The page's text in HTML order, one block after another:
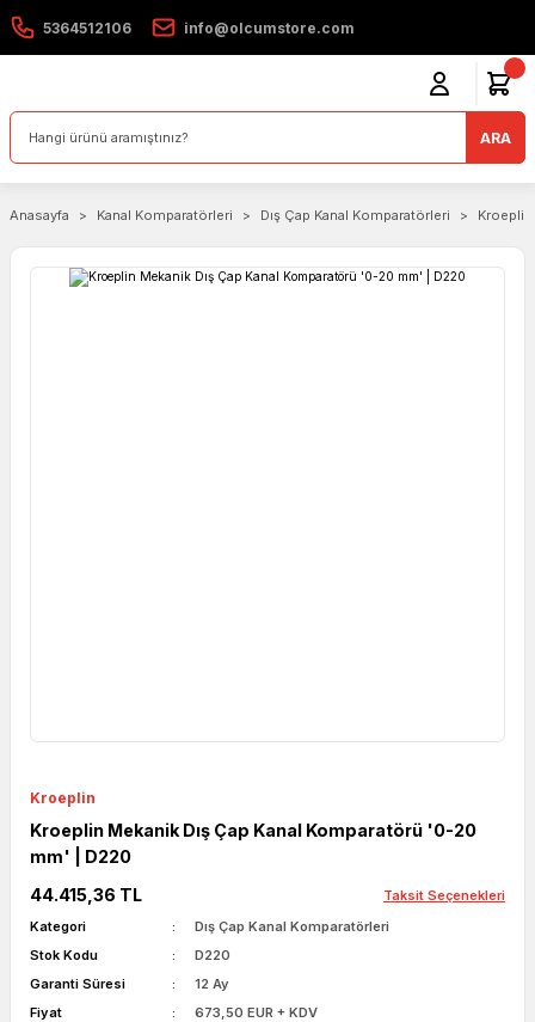
5364512106 info@olcumstore.com
ARA
Anasayfa Kanal Komparatörleri Dış Çap Kanal Komparatörleri
Kroeplin
Kroeplin Mekanik Dış Çap Kanal Komparatörü '0-20
mm' | D220
44.415,36 TL
Taksit Seçenekleri
Kategori
Dış Çap Kanal Komparatörleri
Stok Kodu
D220
Garanti Süresi
12 Ay
Fiyat
673,50 EUR + KDV